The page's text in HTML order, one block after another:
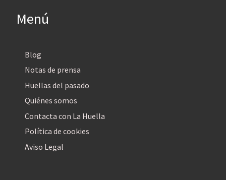
Menú
Blog
Notas de prensa
Huellas del pasado
Quiénes somos
Contacta con La Huella
Política de cookies
Aviso Legal